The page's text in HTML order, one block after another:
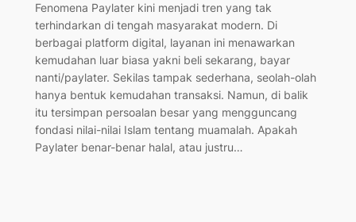
Fenomena Paylater kini menjadi tren yang tak
terhindarkan di tengah masyarakat modern. Di
berbagai platform digital, layanan ini menawarkan
kemudahan luar biasa yakni beli sekarang, bayar
nanti/paylater. Sekilas tampak sederhana, seolah-olah
hanya bentuk kemudahan transaksi. Namun, di balik
itu tersimpan persoalan besar yang mengguncang
fondasi nilai-nilai Islam tentang muamalah. Apakah
Paylater benar-benar halal, atau justru…